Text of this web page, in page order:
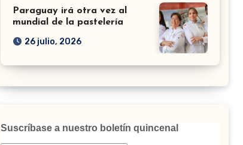
Paraguay irá otra vez al
mundial de la pastelería
26 julio, 2026
Suscríbase a nuestro boletín quincenal